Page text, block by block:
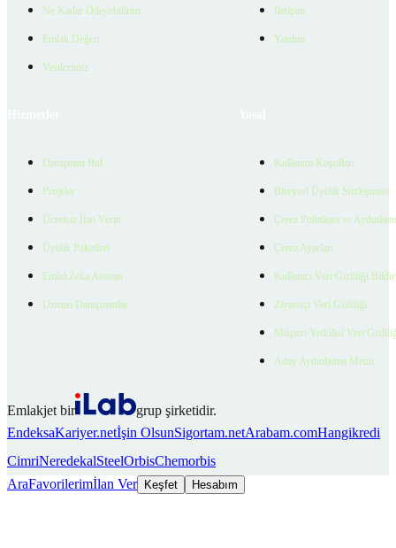
Ne Kadar Ödeyebilirim
Emlak Değeri
Verilerimiz
İletişim
Yardım
Danışman Bul
Projeler
Ücretsiz İlan Verin
Üyelik Paketleri
EmlakZeka Asistan
Uzman Danışmanlar
Kullanım Koşulları
Bireysel Üyelik Sözleşmesi
Çerez Politikası ve
Çerez Ayarları
Kullanıcı Veri Gizliliği
Ziyaretçi Veri Gizliliği
Müşteri Yetkilisi Veri
Aday Aydınlatma Metni
Emlakjet bir
grup şirketidir.
EndeksaKariyer.netİşin OlsunSigortam.netArabam.comHangikredi
CimriNeredekalSteelOrbisChemorbis
AraFavorilerimİlan Ver Keşfet Hesabım